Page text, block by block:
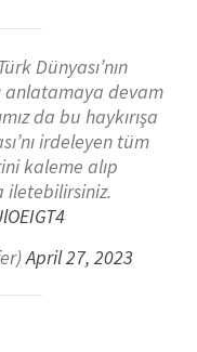
Dünyası’nın
anlatamaya devam
da bu haykırışa
irdeleyen tüm
kaleme alıp
iletebilirsiniz.
April 27, 2023